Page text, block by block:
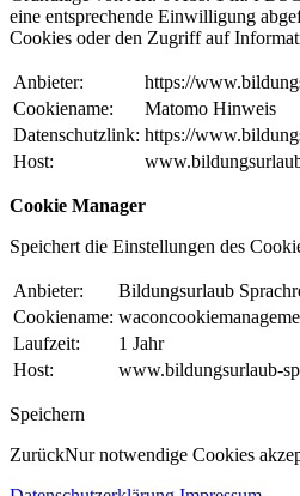
eine entsprechende Einwilligung
Cookies oder den Zugriff auf
Anbieter:
https://
Cookiename:
Matomo Hinweis
Datenschutzlink: https://
Host:
Cookie Manager
Speichert die Einstellungen des
Anbieter:
Bildungsurlaub
Cookiename:
Laufzeit:
1 Jahr
Host:
www.bildungsurlaub-
Speichern
ZurückNur notwendige Cookies